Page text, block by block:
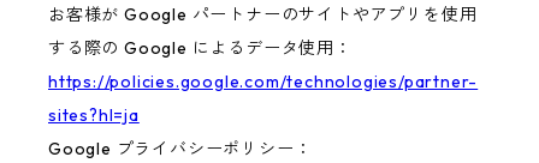
お客様が Google パートナーのサイトやアプリを使用
する際の Google によるデータ使用：
https://policies.google.com/technologies/partner-
sites?hl=ja
Google プライバシーポリシー：